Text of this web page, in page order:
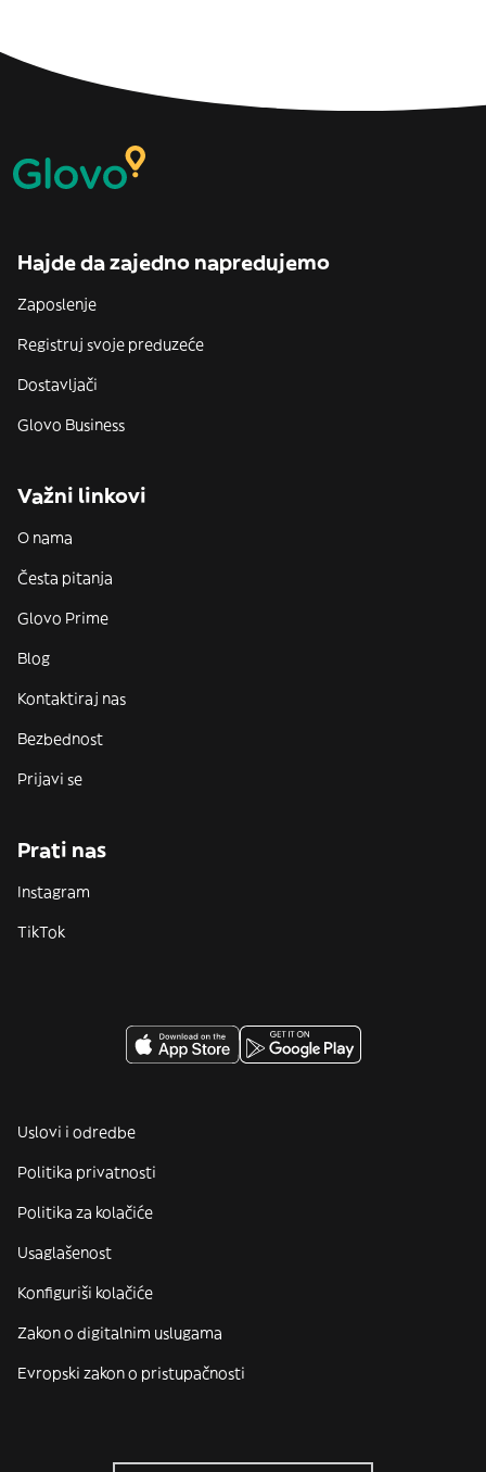
Hajde da zajedno napredujemo
Zaposlenje
Registruj svoje preduzeće
Dostavljači
Glovo Business
Važni linkovi
O nama
Česta pitanja
Glovo Prime
Blog
Kontaktiraj nas
Bezbednost
Prijavi se
Prati nas
Instagram
TikTok
Uslovi i odredbe
Politika privatnosti
Politika za kolačiće
Usaglašenost
Konfiguriši kolačiće
Zakon o digitalnim uslugama
Evropski zakon o pristupačnosti